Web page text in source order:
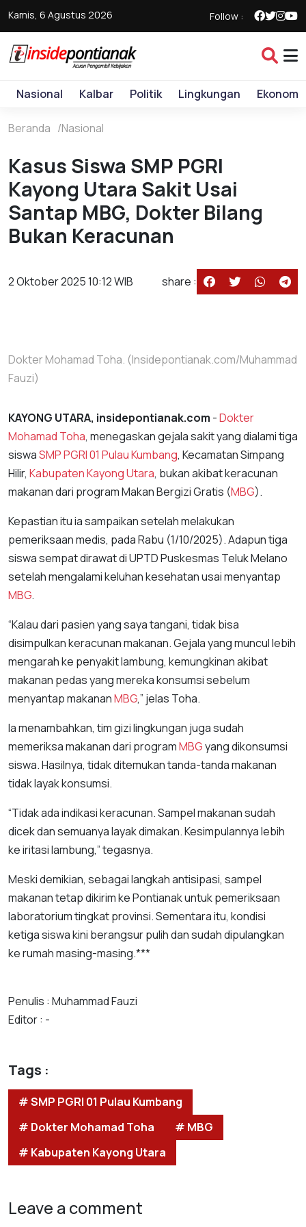
Kamis, 6 Agustus 2026 Follow :
Nasional Kalbar Politik Lingkungan Ekonomi
Beranda Nasional
Kasus Siswa SMP PGRI
Kayong Utara Sakit Usai
Santap MBG, Dokter Bilang
Bukan Keracunan
2 Oktober 2025 10:12 WIB share :
Dokter Mohamad Toha. (Insidepontianak.com/Muhammad
Fauzi)
KAYONG UTARA, insidepontianak.com -Dokter
Mohamad Toha, menegaskan gejala sakit yang dialami tiga
siswaSMP PGRI 01 Pulau Kumbang, Kecamatan Simpang
Hilir, Kabupaten Kayong Utara, bukan akibat keracunan
makanan dari program Makan Bergizi Gratis (MBG).
Kepastian itu ia sampaikan setelah melakukan
pemeriksaan medis, pada Rabu (1/10/2025). Adapun tiga
siswa sempat dirawat di UPTD Puskesmas Teluk Melano
setelah mengalami keluhan kesehatan usai menyantap
MBG.
“Kalau dari pasien yang saya tangani, tidak bisa
disimpulkan keracunan makanan. Gejala yang muncul lebih
mengarah ke penyakit lambung, kemungkinan akibat
makanan pedas yang mereka konsumsi sebelum
menyantap makananMBG,” jelas Toha.
Ia menambahkan, tim gizi lingkungan juga sudah
memeriksa makanan dari programMBGyang dikonsumsi
siswa. Hasilnya, tidak ditemukan tanda-tanda makanan
tidak layak konsumsi.
“Tidak ada indikasi keracunan. Sampel makanan sudah
dicek dan semuanya layak dimakan. Kesimpulannya lebih
ke iritasi lambung,” tegasnya.
Meski demikian, sebagai langkah antisipasi, sampel
makanan tetap dikirim ke Pontianak untuk pemeriksaan
laboratorium tingkat provinsi. Sementara itu, kondisi
ketiga siswa kini berangsur pulih dan sudah dipulangkan
ke rumah masing-masing.***
Penulis : Muhammad Fauzi
Editor : -
Tags :
# SMP PGRI 01 Pulau Kumbang
# Dokter Mohamad Toha
# MBG
# Kabupaten Kayong Utara
Leave a comment